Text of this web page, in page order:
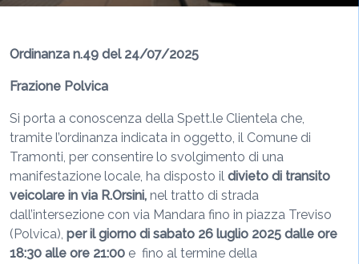
Ordinanza n.49 del 24/07/2025
Frazione Polvica
Si porta a conoscenza della Spett.le Clientela che,
tramite l’ordinanza indicata in oggetto, il Comune di
Tramonti, per consentire lo svolgimento di una
manifestazione locale, ha disposto il divieto di transito
veicolare in via R.Orsini, nel tratto di strada
dall’intersezione con via Mandara fino in piazza Treviso
(Polvica), per il giorno di sabato 26 luglio 2025 dalle ore
18:30 alle ore 21:00 e fino al termine della